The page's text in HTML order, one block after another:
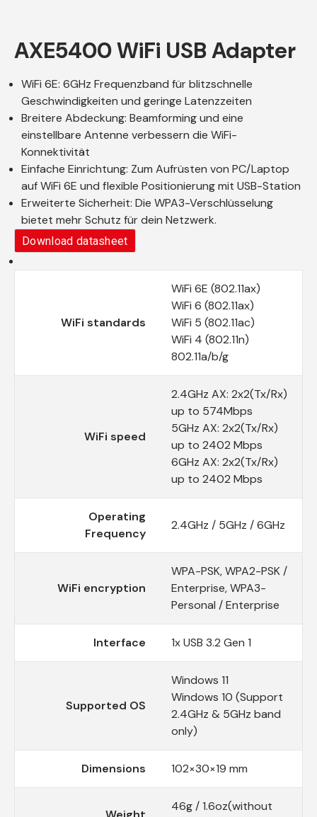
AXE5400 WiFi USB Adapter
WiFi 6E: 6GHz Frequenzband für blitzschnelle
Geschwindigkeiten und geringe Latenzzeiten
Breitere Abdeckung: Beamforming und eine
einstellbare Antenne verbessern die WiFi-
Konnektivität
Einfache Einrichtung: Zum Aufrüsten von PC/Laptop
auf WiFi 6E und flexible Positionierung mit USB-Station
Erweiterte Sicherheit: Die WPA3-Verschlüsselung
bietet mehr Schutz für dein Netzwerk.
Download datasheet
WiFi standards
WiFi 6E (802.11ax)
WiFi 6 (802.11ax)
WiFi 5 (802.11ac)
WiFi 4 (802.11n)
802.11a/b/g
WiFi speed
2.4GHz AX: 2x2(Tx/Rx)
up to 574Mbps
5GHz AX: 2x2(Tx/Rx)
up to 2402 Mbps
6GHz AX: 2x2(Tx/Rx)
up to 2402 Mbps
Operating
Frequency
2.4GHz / 5GHz / 6GHz
WiFi encryption
WPA-PSK, WPA2-PSK /
Enterprise, WPA3-
Personal / Enterprise
Interface 1x USB 3.2 Gen 1
Supported OS
Windows 11
Windows 10 (Support
2.4GHz & 5GHz band
only)
Dimensions 102×30×19 mm
46g / 1.6oz(without